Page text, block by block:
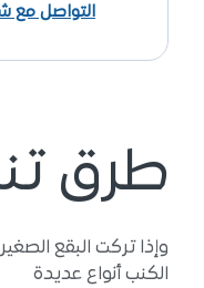
التواصل مع
طرق
وإذا تركت البقع
الكنب أنواع عديدة